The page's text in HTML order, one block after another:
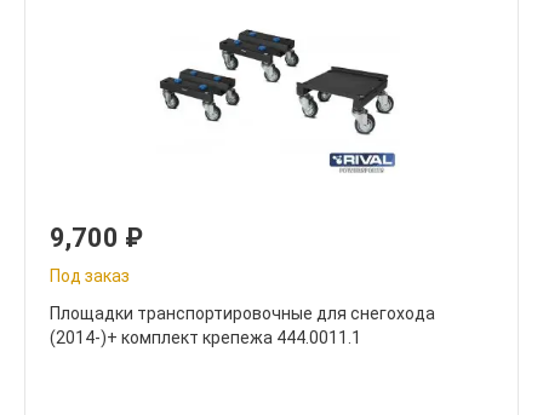
9,700 ₽
Под заказ
Площадки транспортировочные для снегохода
(2014-)+ комплект крепежа 444.0011.1